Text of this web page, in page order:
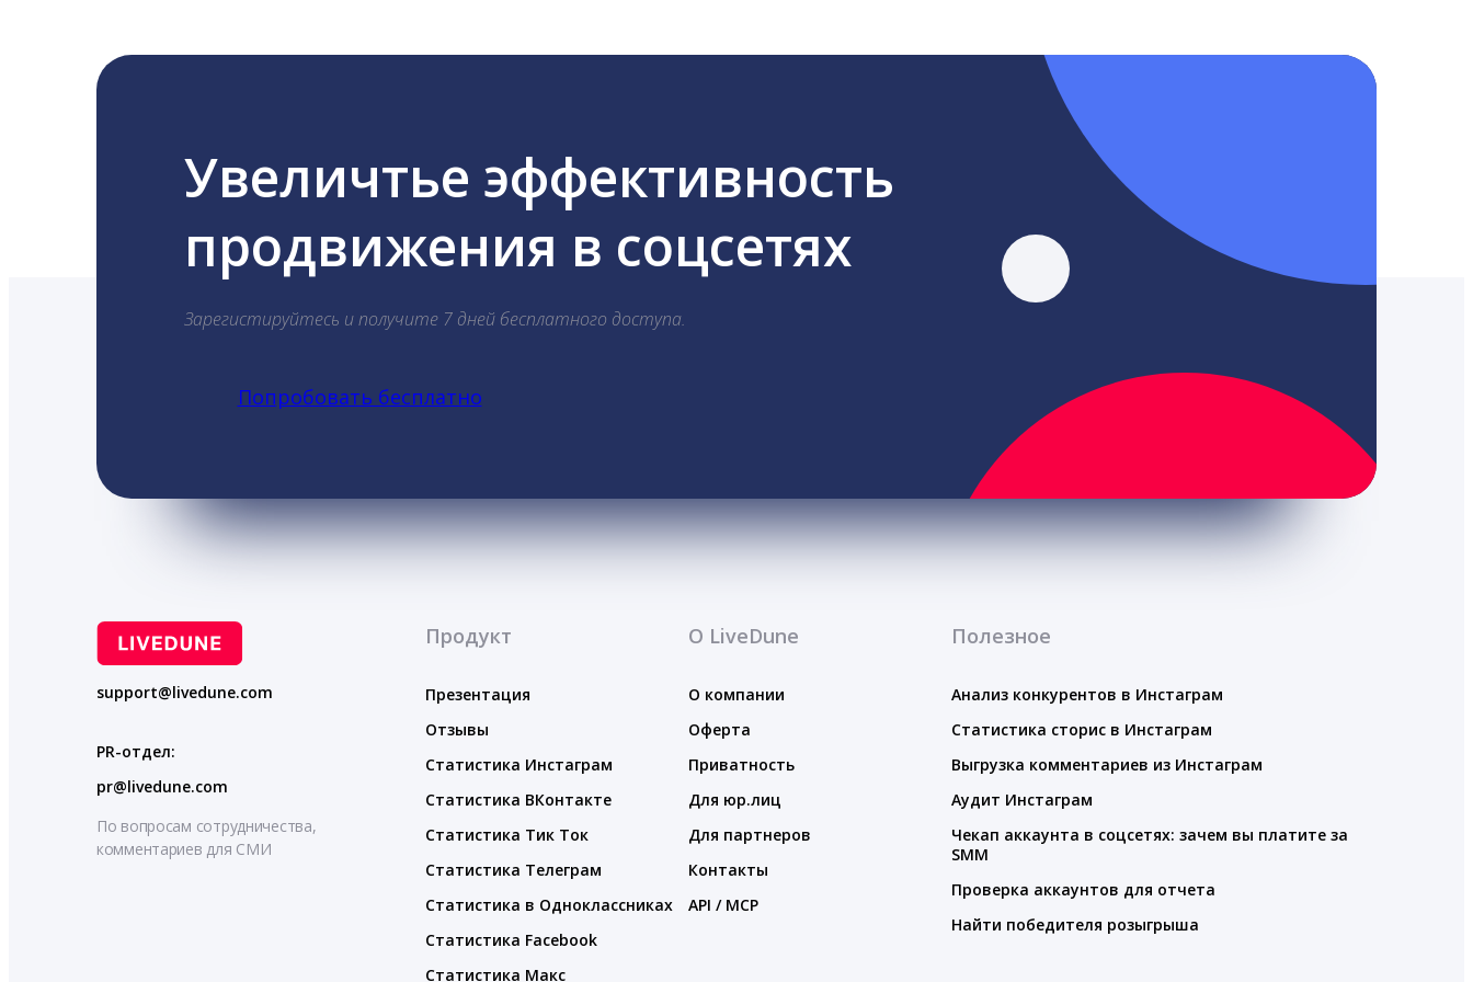
Увеличтье эффективность
продвижения в соцсетях
Зарегистируйтесь и получите 7 дней бесплатного доступа.
Попробовать бесплатно
support@livedune.com
PR-отдел:
pr@livedune.com
По вопросам сотрудничества,
комментариев для СМИ
Продукт
Презентация
Отзывы
Статистика Инстаграм
Статистика ВКонтакте
Статистика Тик Ток
Статистика Телеграм
Статистика в Одноклассниках
Статистика Facebook
Статистика Макс
О LiveDune
О компании
Оферта
Приватность
Для юр.лиц
Для партнеров
Контакты
API / MCP
Полезное
Анализ конкурентов в Инстаграм
Статистика сторис в Инстаграм
Выгрузка комментариев из Инстаграм
Аудит Инстаграм
Чекап аккаунта в соцсетях: зачем вы платите за
SMM
Проверка аккаунтов для отчета
Найти победителя розыгрыша